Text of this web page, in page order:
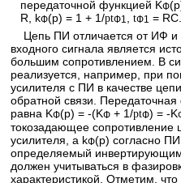
передаточной функцией KФ
R, kФ(p) = 1 + 1/ptФ1 ,tФ1 = RC.
Цепь ПИ отличается от ИФ и
входного сигнала является
большим сопротивлением. В
реализуется, например, при
усилителя с ПИ в качестве
обратной связи.
равна KФ(p) = -(KФ + 1/ptФ) = -K
токозадающее сопротивление
усилителя, а kФ(p) согласно ПИ
определяемый
должен учитываться в
характеристикой. Отметим,